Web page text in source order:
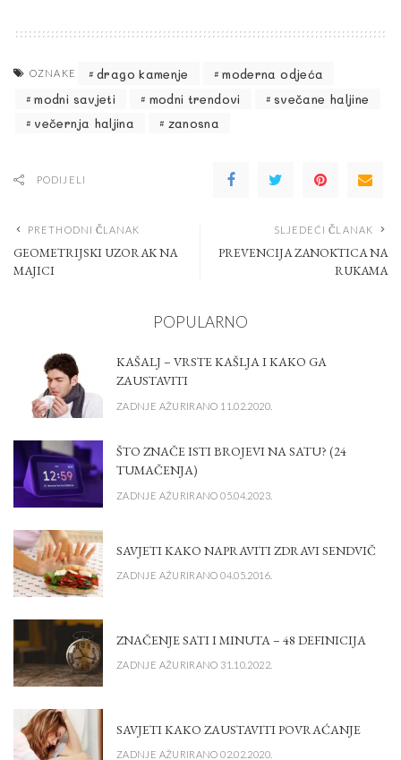
OZNAKE drago kamenje
moderna odjeća
modni savjeti
modni trendovi
svečane haljine
večernja haljina
zanosna
PODIJELI
PRETHODNI ČLANAK
GEOMETRIJSKI UZORAK NA
MAJICI
SLJEDEĆI ČLANAK
PREVENCIJA ZANOKTICA NA
RUKAMA
POPULARNO
KAŠALJ – VRSTE KAŠLJA I KAKO GA
ZAUSTAVITI
ZADNJE AŽURIRANO 11.02.2020.
ŠTO ZNAČE ISTI BROJEVI NA SATU? (24
TUMAČENJA)
ZADNJE AŽURIRANO 05.04.2023.
SAVJETI KAKO NAPRAVITI ZDRAVI SENDVIČ
ZADNJE AŽURIRANO 04.05.2016.
ZNAČENJE SATI I MINUTA – 48 DEFINICIJA
ZADNJE AŽURIRANO 31.10.2022.
SAVJETI KAKO ZAUSTAVITI POVRAĆANJE
ZADNJE AŽURIRANO 02.02.2020.